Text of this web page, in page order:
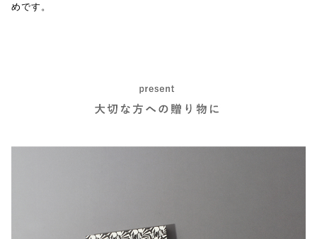
めです。